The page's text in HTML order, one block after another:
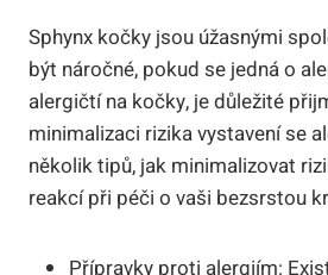
Sphynx kočky jsou úžasnými
být náročné, pokud se jedná o
alergičtí na kočky, je důležité
minimalizaci rizika vystavení se
několik tipů, jak minimalizovat
reakcí při péči o vaši bezsrstou
Přípravky proti alergiím: